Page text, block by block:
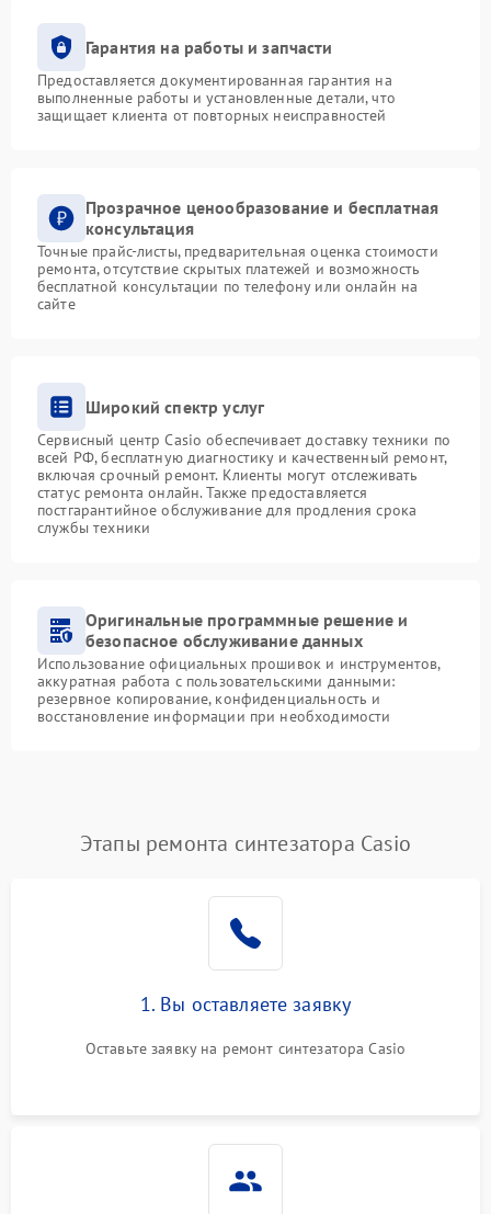
Гарантия на работы и запчасти
Предоставляется документированная гарантия на
выполненные работы и установленные детали, что
защищает клиента от повторных неисправностей
Прозрачное ценообразование и бесплатная
консультация
Точные прайс-листы, предварительная оценка стоимости
ремонта, отсутствие скрытых платежей и возможность
бесплатной консультации по телефону или онлайн на
сайте
Широкий спектр услуг
Сервисный центр Casio обеспечивает доставку техники по
всей РФ, бесплатную диагностику и качественный ремонт,
включая срочный ремонт. Клиенты могут отслеживать
статус ремонта онлайн. Также предоставляется
постгарантийное обслуживание для продления срока
службы техники
Оригинальные программные решение и
безопасное обслуживание данных
Использование официальных прошивок и инструментов,
аккуратная работа с пользовательскими данными:
резервное копирование, конфиденциальность и
восстановление информации при необходимости
Этапы ремонта синтезатора Casio
1. Вы оставляете заявку
Оставьте заявку на ремонт синтезатора Casio